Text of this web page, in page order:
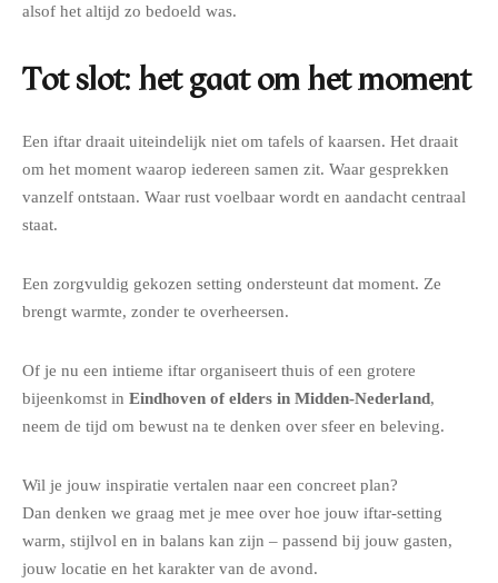
alsof het altijd zo bedoeld was.
Tot slot: het gaat om het moment
Een iftar draait uiteindelijk niet om tafels of kaarsen. Het draait
om het moment waarop iedereen samen zit. Waar gesprekken
vanzelf ontstaan. Waar rust voelbaar wordt en aandacht centraal
staat.
Een zorgvuldig gekozen setting ondersteunt dat moment. Ze
brengt warmte, zonder te overheersen.
Of je nu een intieme iftar organiseert thuis of een grotere
bijeenkomst in Eindhoven of elders in Midden-Nederland,
neem de tijd om bewust na te denken over sfeer en beleving.
Wil je jouw inspiratie vertalen naar een concreet plan?
Dan denken we graag met je mee over hoe jouw iftar-setting
warm, stijlvol en in balans kan zijn – passend bij jouw gasten,
jouw locatie en het karakter van de avond.